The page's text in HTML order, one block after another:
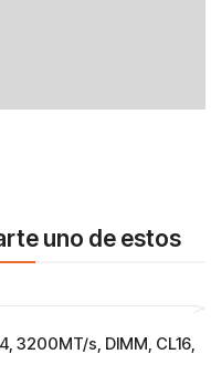
uno de estos
3200MT/s, DIMM, CL16,